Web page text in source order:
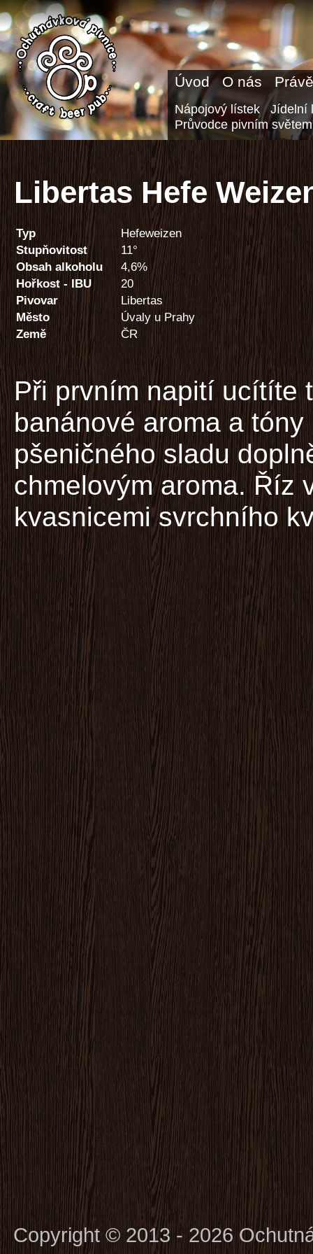
Úvod O nás
Nápojový lístek
Jídelní
Průvodce pivním světem
Libertas Hefe
Typ
Hefeweizen
Stupňovitost
11°
Obsah alkoholu
4,6%
Hořkost - IBU
20
Pivovar
Libertas
Město
Úvaly u Prahy
Země
ČR
Při prvním napití ucítíte
banánové aroma a
pšeničného sladu
chmelovým aroma. Říz
kvasnicemi svrchního
Copyright © 2013 - 2026